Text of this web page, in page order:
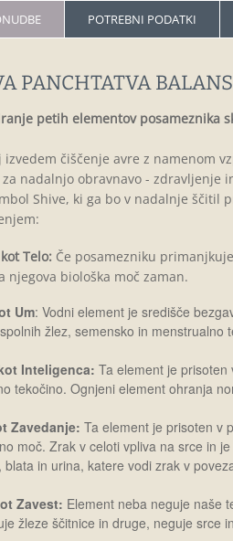
POTREBNI PODATKI
PANCHTATVA
petih elementov posameznika
izvedem čiščenje avre z namenom
za nadalnjo obravnavo - zdravljenje
Shive, ki ga bo v nadalnje ščitil
Telo:Če posamezniku
njegova biološka moč zaman.
Um: Vodni element je središče
žlez, semensko in menstrualno
Inteligenca: Ta element je
tekočino. Ognjeni element ohranja
Zavedanje: Ta element je prisoten v
moč. Zrak v celoti vpliva na srce in
blata in urina, katere vodi zrak v
Zavest: Element neba neguje naše
žleze ščitnice in druge, neguje srce